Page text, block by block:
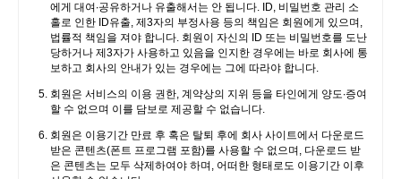
에게 대여∙공유하거나 유출해서는 안 됩니다. ID, 비밀번호 관리 소
홀로 인한 ID유출, 제3자의 부정사용 등의 책임은 회원에게 있으며,
법률적 책임을 져야 합니다. 회원이 자신의 ID 또는 비밀번호를 도난
당하거나 제3자가 사용하고 있음을 인지한 경우에는 바로 회사에 통
보하고 회사의 안내가 있는 경우에는 그에 따라야 합니다.
회원은 서비스의 이용 권한, 계약상의 지위 등을 타인에게 양도∙증여
할 수 없으며 이를 담보로 제공할 수 없습니다.
회원은 이용기간 만료 후 혹은 탈퇴 후에 회사 사이트에서 다운로드
받은 콘텐츠(폰트 프로그램 포함)를 사용할 수 없으며, 다운로드 받
은 콘텐츠는 모두 삭제하여야 하며, 어떠한 형태로도 이용기간 이후